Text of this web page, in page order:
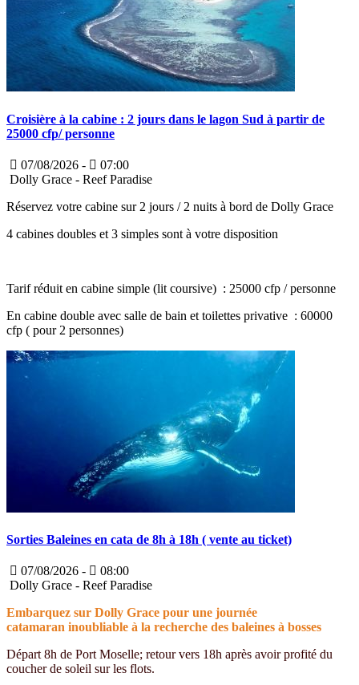
Croisière à la cabine : 2 jours dans le lagon Sud à partir de
25000 cfp/ personne
07/08/2026 -
07:00
Dolly Grace - Reef Paradise
Réservez votre cabine sur 2 jours / 2 nuits à bord de Dolly Grace
4 cabines doubles et 3 simples sont à votre disposition
Tarif réduit en cabine simple (lit coursive) : 25000 cfp / personne
En cabine double avec salle de bain et toilettes privative : 60000
cfp ( pour 2 personnes)
Sorties Baleines en cata de 8h à 18h ( vente au ticket)
07/08/2026 -
08:00
Dolly Grace - Reef Paradise
Embarquez sur Dolly Grace pour une journée
catamaran inoubliable à la recherche des baleines à bosses
Départ 8h de Port Moselle; retour vers 18h après avoir profité du
coucher de soleil sur les flots.